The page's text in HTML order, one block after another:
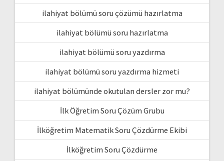
ilahiyat bölümü soru çözümü hazırlatma
ilahiyat bölümü soru hazırlatma
ilahiyat bölümü soru yazdırma
ilahiyat bölümü soru yazdırma hizmeti
ilahiyat bölümünde okutulan dersler zor mu?
İlk Öğretim Soru Çözüm Grubu
İlköğretim Matematik Soru Çözdürme Ekibi
İlköğretim Soru Çözdürme